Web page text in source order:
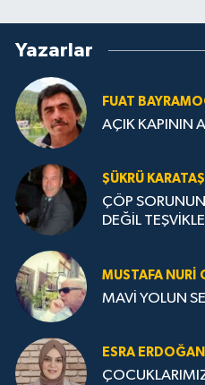
Yazarlar
FUAT
AÇIK KAPININ
ŞÜKRÜ KARATAŞ
ÇÖP
DEĞİL
MUSTAFA NURI
MAVİ YOLUN
ESRA ERDOĞAN